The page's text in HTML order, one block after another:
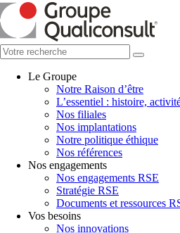
Le Groupe
Notre Raison d’être
L’essentiel : histoire,
Nos filiales
Nos implantations
Notre politique éthique
Nos références
Nos engagements
Nos engagements RSE
Stratégie RSE
Documents et ressources
Vos besoins
Nos innovations